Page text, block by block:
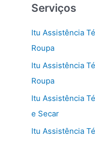
Serviços
Itu Assistência
Roupa
Itu Assistência
Roupa
Itu Assistência
e Secar
Itu Assistência